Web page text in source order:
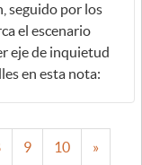
seguido por los
el escenario
eje de inquietud
en esta nota:
9 10 »